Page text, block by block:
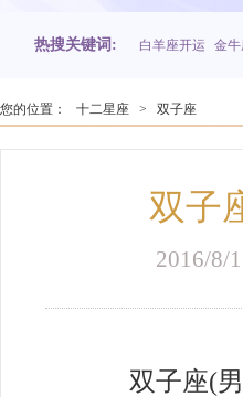
热搜关键词: 白羊座开运 金牛
您的位置： 十二星座 > 双子座
双子
2016/8/
双子座(男